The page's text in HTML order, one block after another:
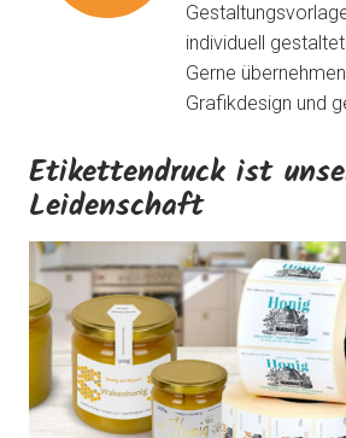
individuell
Gerne
Grafikdesign und
Etikettendruck ist
Leidenschaft